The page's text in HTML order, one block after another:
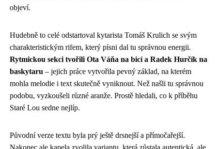
objeví.
Hudebně to celé odstartoval kytarista Tomáš Krulich se svým
charakteristickým rifem, který písni dal tu správnou energii.
Rytmickou sekci tvořili Ota Váňa na bicí a Radek Hurčík na
baskytaru – jejich práce vytvořila pevný základ, na kterém
mohla melodie i text skutečně vyniknout. Než našli tu správnou
podobu, vyzkoušeli různé aranže. Prostě hledali, co k příběhu
Staré Lou sedne nejlíp.
Původní verze textu byla prý ještě drsnejší a přímočařejší.
Nakonec ale kapela zvolila variantu, která zůstala autentická, ale